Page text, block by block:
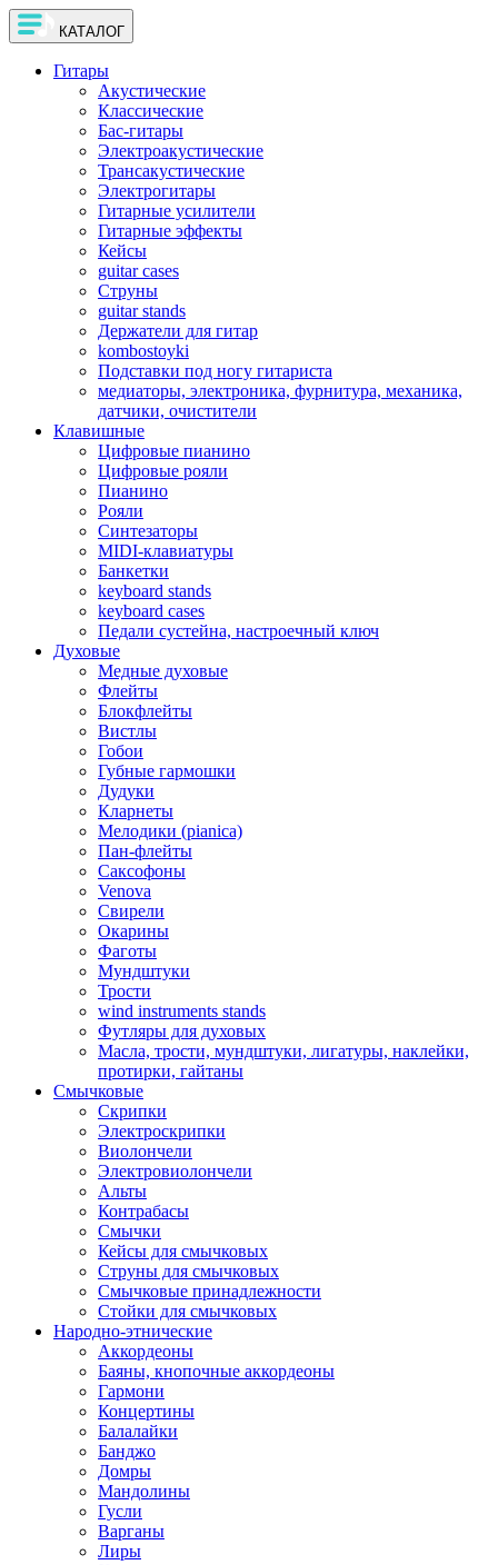
КАТАЛОГ
Гитары
Акустические
Классические
Бас-гитары
Электроакустические
Трансакустические
Электрогитары
Гитарные усилители
Гитарные эффекты
Кейсы
guitar cases
Струны
guitar stands
Держатели для гитар
kombostoyki
Подставки под ногу гитариста
медиаторы, электроника, фурнитура, механика,
датчики, очистители
Клавишные
Цифровые пианино
Цифровые рояли
Пианино
Рояли
Синтезаторы
MIDI-клавиатуры
Банкетки
keyboard stands
keyboard cases
Педали сустейна, настроечный ключ
Духовые
Медные духовые
Флейты
Блокфлейты
Вистлы
Гобои
Губные гармошки
Дудуки
Кларнеты
Мелодики (pianica)
Пан-флейты
Саксофоны
Venova
Свирели
Окарины
Фаготы
Мундштуки
Трости
wind instruments stands
Футляры для духовых
Масла, трости, мундштуки, лигатуры, наклейки,
протирки, гайтаны
Смычковые
Скрипки
Электроскрипки
Виолончели
Электровиолончели
Альты
Контрабасы
Смычки
Кейсы для смычковых
Струны для смычковых
Смычковые принадлежности
Стойки для смычковых
Народно-этнические
Аккордеоны
Баяны, кнопочные аккордеоны
Гармони
Концертины
Балалайки
Банджо
Домры
Мандолины
Гусли
Варганы
Лиры